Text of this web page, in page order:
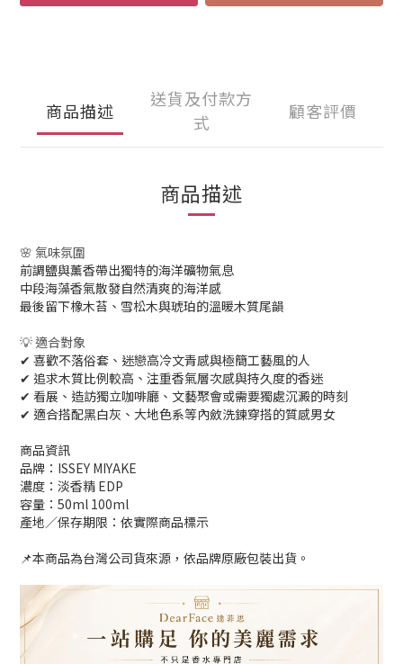
商品描述
送貨及付款方
式
顧客評價
商品描述
🌸 氣味氛圍
前調鹽與薰香帶出獨特的海洋礦物氣息
中段海藻香氣散發自然清爽的海洋感
最後留下橡木苔、雪松木與琥珀的溫暖木質尾韻
💡 適合對象
✔ 喜歡不落俗套、迷戀高冷文青感與極簡工藝風的人
✔ 追求木質比例較高、注重香氣層次感與持久度的香迷
✔ 看展、造訪獨立咖啡廳、文藝聚會或需要獨處沉澱的時刻
✔ 適合搭配黑白灰、大地色系等內斂洗鍊穿搭的質感男女
商品資訊
品牌：ISSEY MIYAKE
濃度：淡香精 EDP
容量：50ml 100ml
產地／保存期限：依實際商品標示
📌本商品為台灣公司貨來源，依品牌原廠包裝出貨。